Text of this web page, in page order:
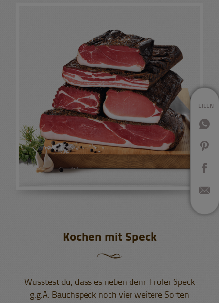
TEILEN
Kochen mit Speck
Wusstest du, dass es neben dem Tiroler Speck
g.g.A. Bauchspeck noch vier weitere Sorten